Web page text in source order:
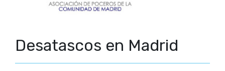
Desatascos en Madrid